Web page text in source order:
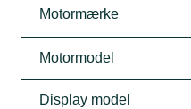
Motormærke
Motormodel
Display model